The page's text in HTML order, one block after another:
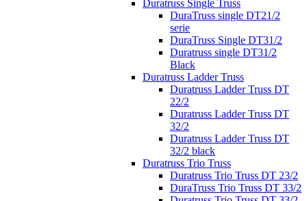
Duratruss Single Truss
DuraTruss single DT21/2
serie
DuraTruss Single DT31/2
Duratruss single DT31/2
Black
Duratruss Ladder Truss
Duratruss Ladder Truss DT
22/2
Duratruss Ladder Truss DT
32/2
Duratruss Ladder Truss DT
32/2 black
Duratruss Trio Truss
Duratruss Trio Truss DT 23/2
DuraTruss Trio Truss DT 33/2